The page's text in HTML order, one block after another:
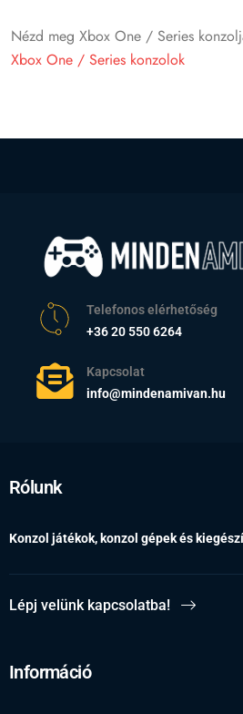
Nézd meg Xbox One / Series
Xbox One / Series konzolok
Telefonos elérhetőség
+36 20 550 6264
Kapcsolat
info@mindenamivan.hu
Rólunk
Konzol játékok, konzol gépek és
Lépj velünk kapcsolatba!
Információ